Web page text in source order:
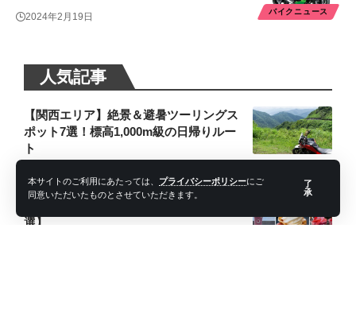
本サイトのご利用にあたっては、 プライバシーポリシーにご
同意いただいたものとさせていただきます。
了
承
バイクニュース
2024年2月19日
人気記事
【関西エリア】絶景＆避暑ツーリングス
ポット7選！標高1,000m級の日帰りルー
ト
【ライダーの義務】ツーリングで食べた
選】